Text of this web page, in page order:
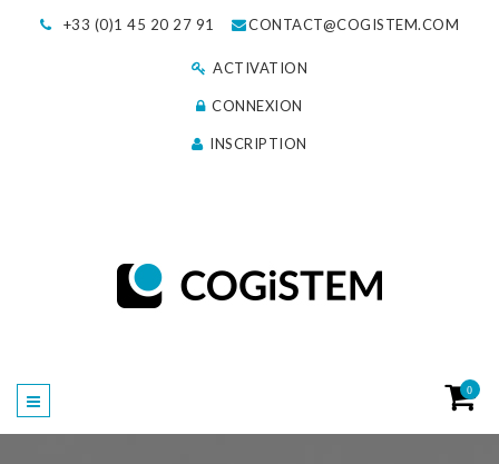
+33 (0)1 45 20 27 91 CONTACT@COGISTEM.COM
ACTIVATION
CONNEXION
INSCRIPTION
0